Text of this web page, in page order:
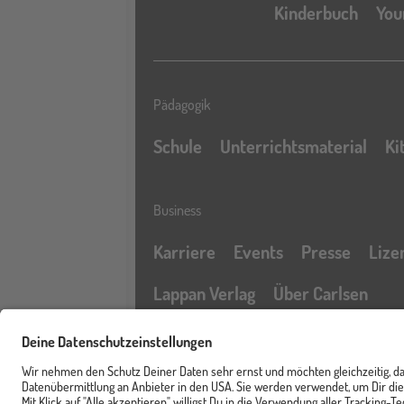
Profil
Merkzettel
Kinderbuch
Pädagogik
Schule Unterrichtsmaterial
Business
Karriere Events Presse
Lappan Verlag
Über Carlsen
Newsletter FAQ & Hilfe